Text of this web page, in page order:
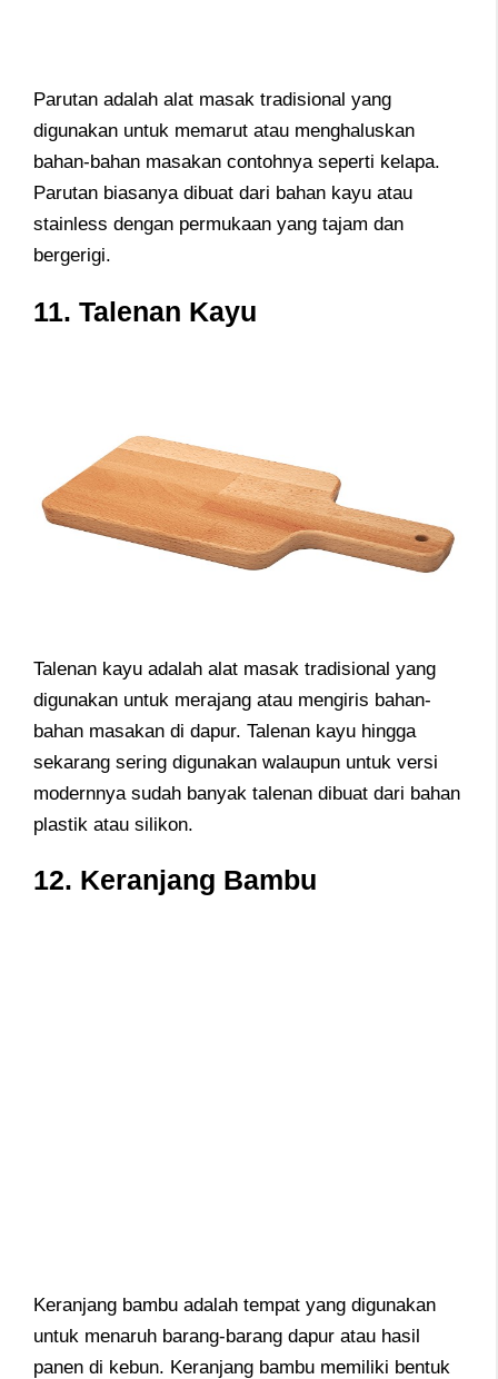
Parutan adalah alat masak tradisional yang
digunakan untuk memarut atau menghaluskan
bahan-bahan masakan contohnya seperti kelapa.
Parutan biasanya dibuat dari bahan kayu atau
stainless dengan permukaan yang tajam dan
bergerigi.
11. Talenan Kayu
Talenan kayu adalah alat masak tradisional yang
digunakan untuk merajang atau mengiris bahan-
bahan masakan di dapur. Talenan kayu hingga
sekarang sering digunakan walaupun untuk versi
modernnya sudah banyak talenan dibuat dari bahan
plastik atau silikon.
12. Keranjang Bambu
Keranjang bambu adalah tempat yang digunakan
untuk menaruh barang-barang dapur atau hasil
panen di kebun. Keranjang bambu memiliki bentuk